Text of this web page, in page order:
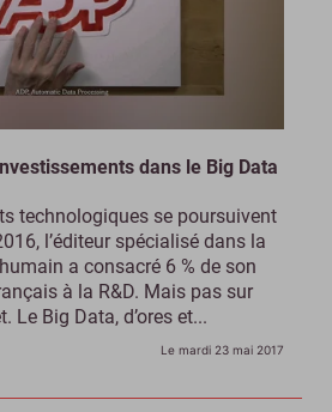
dans le Big Data
technologiques se poursuivent
l’éditeur spécialisé dans la
a consacré 6 % de son
à la R&D. Mais pas sur
Le Big Data, d’ores et...
Le mardi 23 mai 2017